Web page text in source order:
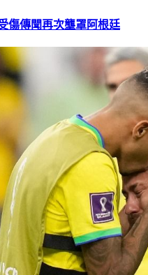
傷傳聞再次壟罩阿根廷